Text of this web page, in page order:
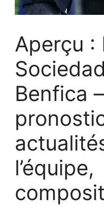
Aperçu :
Benfica –
l’équipe,